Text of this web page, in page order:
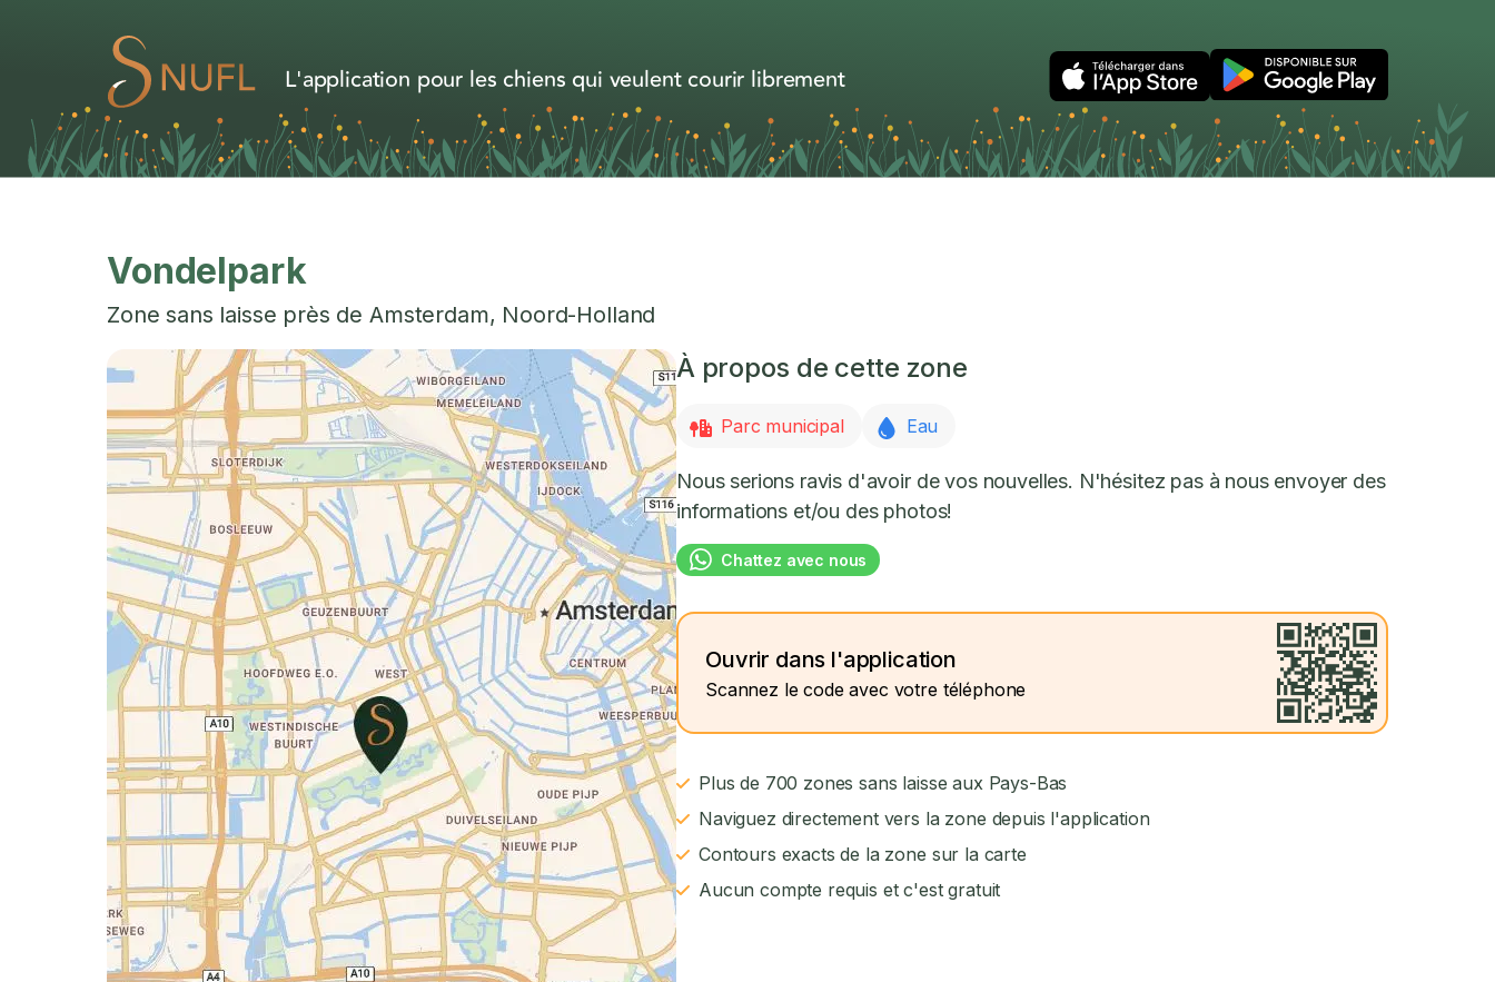
L'application pour les chiens qui veulent courir librement
Vondelpark
Zone sans laisse près de Amsterdam, Noord-Holland
À propos de cette zone
Parc municipal Eau
Nous serions ravis d'avoir de vos nouvelles. N'hésitez pas à nous envoyer des
informations et/ou des photos!
Chattez avec nous
Ouvrir dans l'application
Scannez le code avec votre téléphone
Plus de 700 zones sans laisse aux Pays-Bas
Naviguez directement vers la zone depuis l'application
Contours exacts de la zone sur la carte
Aucun compte requis et c'est gratuit